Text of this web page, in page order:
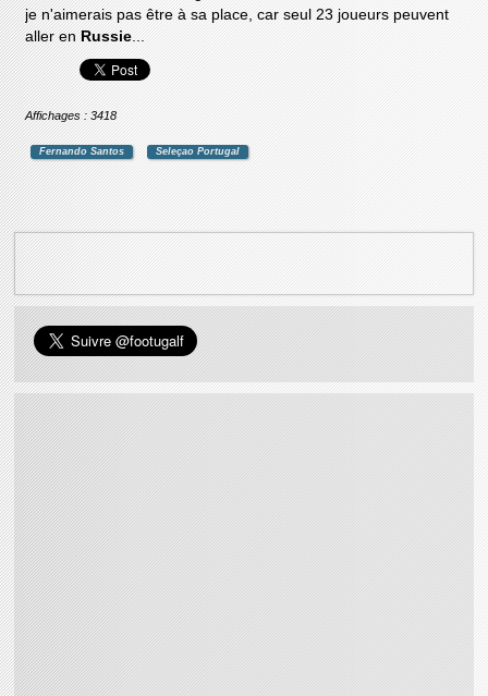
je n'aimerais pas être à sa place, car seul 23 joueurs peuvent
aller en Russie
Affichages : 3418
Fernando Santos Seleçao Portugal